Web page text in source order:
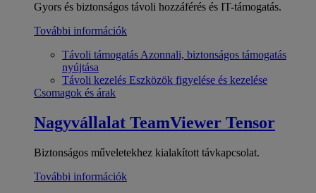
Gyors és biztonságos távoli hozzáférés és IT-támogatás.
További információk
Távoli támogatás Azonnali, biztonságos támogatás
nyújtása
Távoli kezelés Eszközök figyelése és kezelése
Csomagok és árak
Nagyvállalat TeamViewer Tensor
Biztonságos műveletekhez kialakított távkapcsolat.
További információk